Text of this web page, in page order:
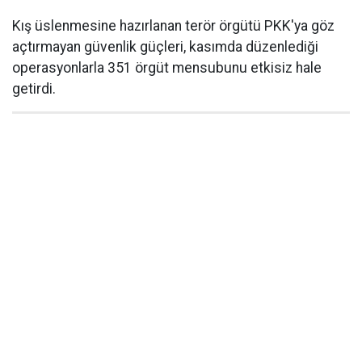
Kış üslenmesine hazırlanan terör örgütü PKK'ya göz
açtırmayan güvenlik güçleri, kasımda düzenlediği
operasyonlarla 351 örgüt mensubunu etkisiz hale
getirdi.